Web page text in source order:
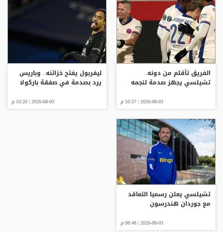
الفريق تأقلم من دونه..
تشيلسي يجهز صدمة لنجمه
2026-08-03 | 10:57 م
ليفربول يفتح خزائنه.. وباريس
يرد بصدمة في صفقة باركولا
2026-08-03 | 10:20 م
تشيلسي يعلن رسميا التعاقد
مع جوردان هندرسون
2026-08-03 | 08:48 م